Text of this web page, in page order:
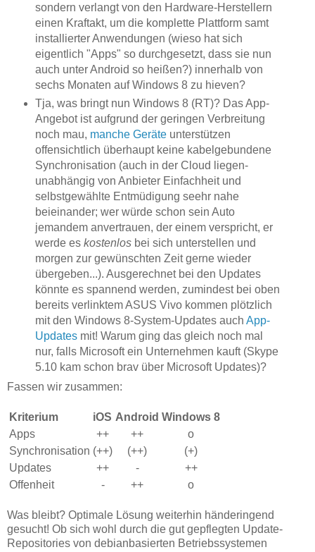
sondern verlangt von den Hardware-Herstellern
einen Kraftakt, um die komplette Plattform samt
installierter Anwendungen (wieso hat sich
eigentlich "Apps" so durchgesetzt, dass sie nun
auch unter Android so heißen?) innerhalb von
sechs Monaten auf Windows 8 zu hieven?
Tja, was bringt nun Windows 8 (RT)? Das App-
Angebot ist aufgrund der geringen Verbreitung
noch mau, manche Geräteunterstützen
offensichtlich überhaupt keine kabelgebundene
Synchronisation (auch in der Cloud liegen-
unabhängig von Anbieter Einfachheit und
selbstgewählte Entmüdigung seehr nahe
beieinander; wer würde schon sein Auto
jemandem anvertrauen, der einem verspricht, er
werde es kostenlosbei sich unterstellen und
morgen zur gewünschten Zeit gerne wieder
übergeben...). Ausgerechnet bei den Updates
könnte es spannend werden, zumindest bei oben
bereits verlinktem ASUS Vivo kommen plötzlich
mit den Windows 8-System-Updates auch App-
Updatesmit! Warum ging das gleich noch mal
nur, falls Microsoft ein Unternehmen kauft (Skype
5.10 kam schon brav über Microsoft Updates)?
Fassen wir zusammen:
Kriterium iOS Android Windows 8
Apps
++ ++
o
Synchronisation (++) (++)
(+)
Updates
++ -
++
Offenheit
- ++ o
Was bleibt? Optimale Lösung weiterhin händeringend
gesucht! Ob sich wohl durch die gut gepflegten Update-
Repositories von debianbasierten Betriebssystemen